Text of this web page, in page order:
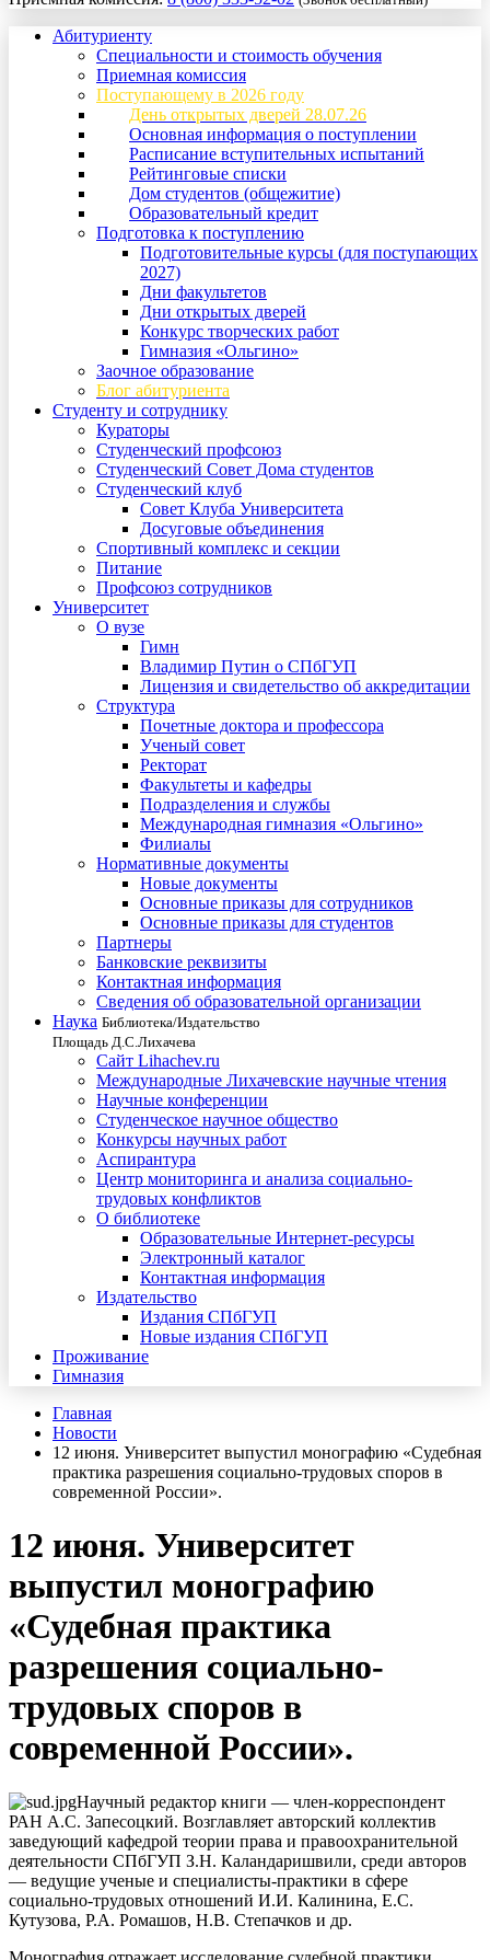
Абитуриенту
Специальности и стоимость обучения
Приемная комиссия
Поступающему в 2026 году
День открытых дверей 28.07.26
Основная информация о поступлении
Расписание вступительных испытаний
Рейтинговые списки
Дом студентов (общежитие)
Образовательный кредит
Подготовка к поступлению
Подготовительные курсы (для поступающих
2027)
Дни факультетов
Дни открытых дверей
Конкурс творческих работ
Гимназия «Ольгино»
Заочное образование
Блог абитуриента
Студенту и сотруднику
Кураторы
Студенческий профсоюз
Студенческий Совет Дома студентов
Студенческий клуб
Совет Клуба Университета
Досуговые объединения
Спортивный комплекс и секции
Питание
Профсоюз сотрудников
Университет
О вузе
Гимн
Владимир Путин о СПбГУП
Лицензия и свидетельство об аккредитации
Структура
Почетные доктора и профессора
Ученый совет
Ректорат
Факультеты и кафедры
Подразделения и службы
Международная гимназия «Ольгино»
Филиалы
Нормативные документы
Новые документы
Основные приказы для сотрудников
Основные приказы для студентов
Партнеры
Банковские реквизиты
Контактная информация
Сведения об образовательной организации
Наука Библиотека/Издательство
Площадь Д.С.Лихачева
Сайт Lihachev.ru
Международные Лихачевские научные чтения
Научные конференции
Студенческое научное общество
Конкурсы научных работ
Аспирантура
Центр мониторинга и анализа социально-
трудовых конфликтов
О библиотеке
Образовательные Интернет-ресурсы
Электронный каталог
Контактная информация
Издательство
Издания СПбГУП
Новые издания СПбГУП
Проживание
Гимназия
Главная
Новости
12 июня. Университет выпустил монографию «Судебная
практика разрешения социально-трудовых споров в
современной России».
12 июня. Университет
выпустил монографию
«Судебная практика
разрешения социально-
трудовых споров в
современной России».
Научный редактор книги — член-корреспондент
РАН А.С. Запесоцкий. Возглавляет авторский коллектив
заведующий кафедрой теории права и правоохранительной
деятельности СПбГУП З.Н. Каландаришвили, среди авторов
— ведущие ученые и специалисты-практики в сфере
социально-трудовых отношений И.И. Калинина, Е.С.
Кутузова, Р.А. Ромашов, Н.В. Степачков и др.